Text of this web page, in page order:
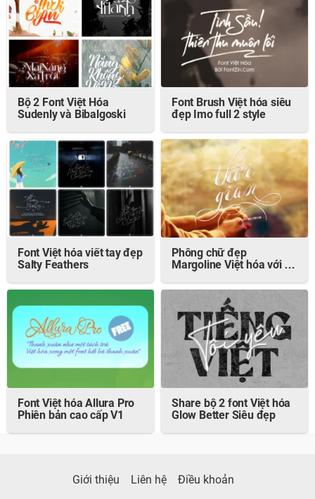
Bộ 2 Font Việt Hóa
Sudenly và Bibalgoski
Font Brush Việt hóa siêu
đẹp Imo full 2 style
Font Việt hóa viết tay đẹp
Salty Feathers
Phông chữ đẹp
Margoline Việt hóa với 78
Font Việt hóa Allura Pro
Phiên bản cao cấp V1
Share bộ 2 font Việt hóa
Glow Better Siêu đẹp
Giới thiệu Liên hệ Điều khoản